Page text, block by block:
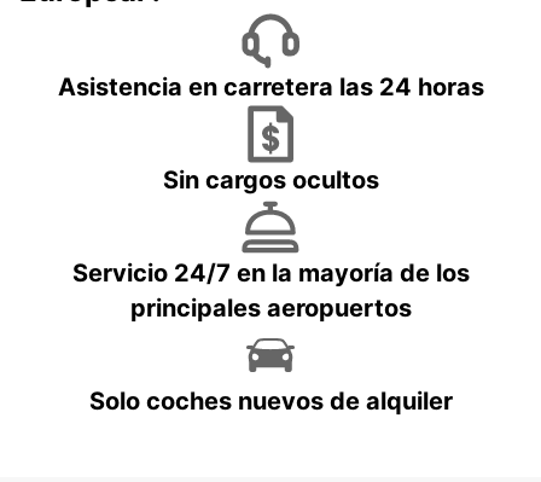
Asistencia en carretera las 24 horas
Sin cargos ocultos
Servicio 24/7 en la mayoría de los
principales aeropuertos
Solo coches nuevos de alquiler